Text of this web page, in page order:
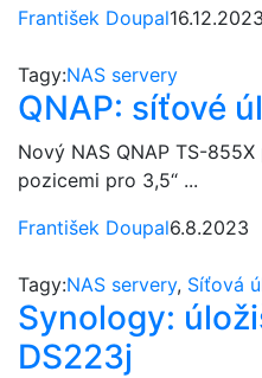
František Doupal16.12.2023
Tagy:NAS servery
QNAP: síťové
Nový NAS QNAP TS-
pozicemi pro 3,5“ ...
František Doupal6.8.2023
Tagy:NAS servery, Síťová
Synology:
DS223j